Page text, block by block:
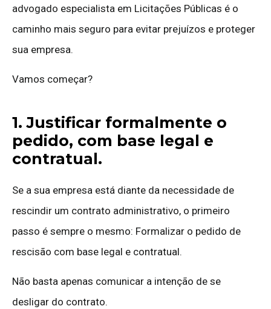
advogado especialista em Licitações Públicas é o
caminho mais seguro para evitar prejuízos e proteger
sua empresa.
Vamos começar?
1. Justificar formalmente o
pedido, com base legal e
contratual.
Se a sua empresa está diante da necessidade de
rescindir um contrato administrativo, o primeiro
passo é sempre o mesmo: Formalizar o pedido de
rescisão com base legal e contratual.
Não basta apenas comunicar a intenção de se
desligar do contrato.